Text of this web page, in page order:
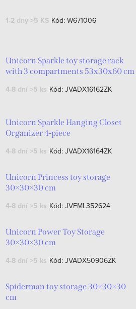
1-2 dny >5 KS Kód: W671006
Unicorn Sparkle toy storage rack
with 3 compartments 53x30x60 cm
4-8 dní >5 ks Kód: JVADX16162ZK
Unicorn Sparkle Hanging Closet
Organizer 4-piece
4-8 dní >5 ks Kód: JVADX16164ZK
Unicorn Princess toy storage
30×30×30 cm
4-8 dní >5 ks Kód: JVFML352624
Unicorn Power Toy Storage
30×30×30 cm
4-8 dní >5 ks Kód: JVADX50906ZK
Spiderman toy storage 30×30×30
cm